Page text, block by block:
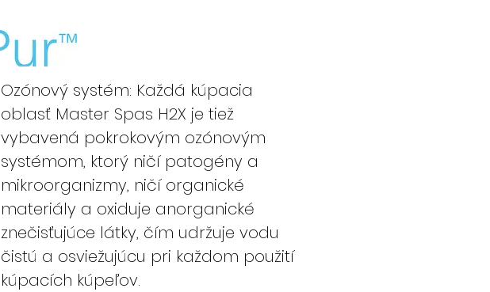
Ozónový systém: Každá kúpacia
oblasť Master Spas H2X je tiež
vybavená pokrokovým ozónovým
systémom, ktorý ničí patogény a
mikroorganizmy, ničí organické
materiály a oxiduje anorganické
znečisťujúce látky, čím udržuje vodu
čistú a osviežujúcu pri každom použití
kúpacích kúpeľov.